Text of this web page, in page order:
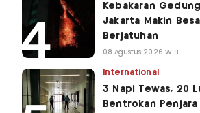
Kebakaran
Jakarta Makin
Berjatuhan
08 Agustus 2026 WIB
International
3 Napi Tewas, 20
Bentrokan